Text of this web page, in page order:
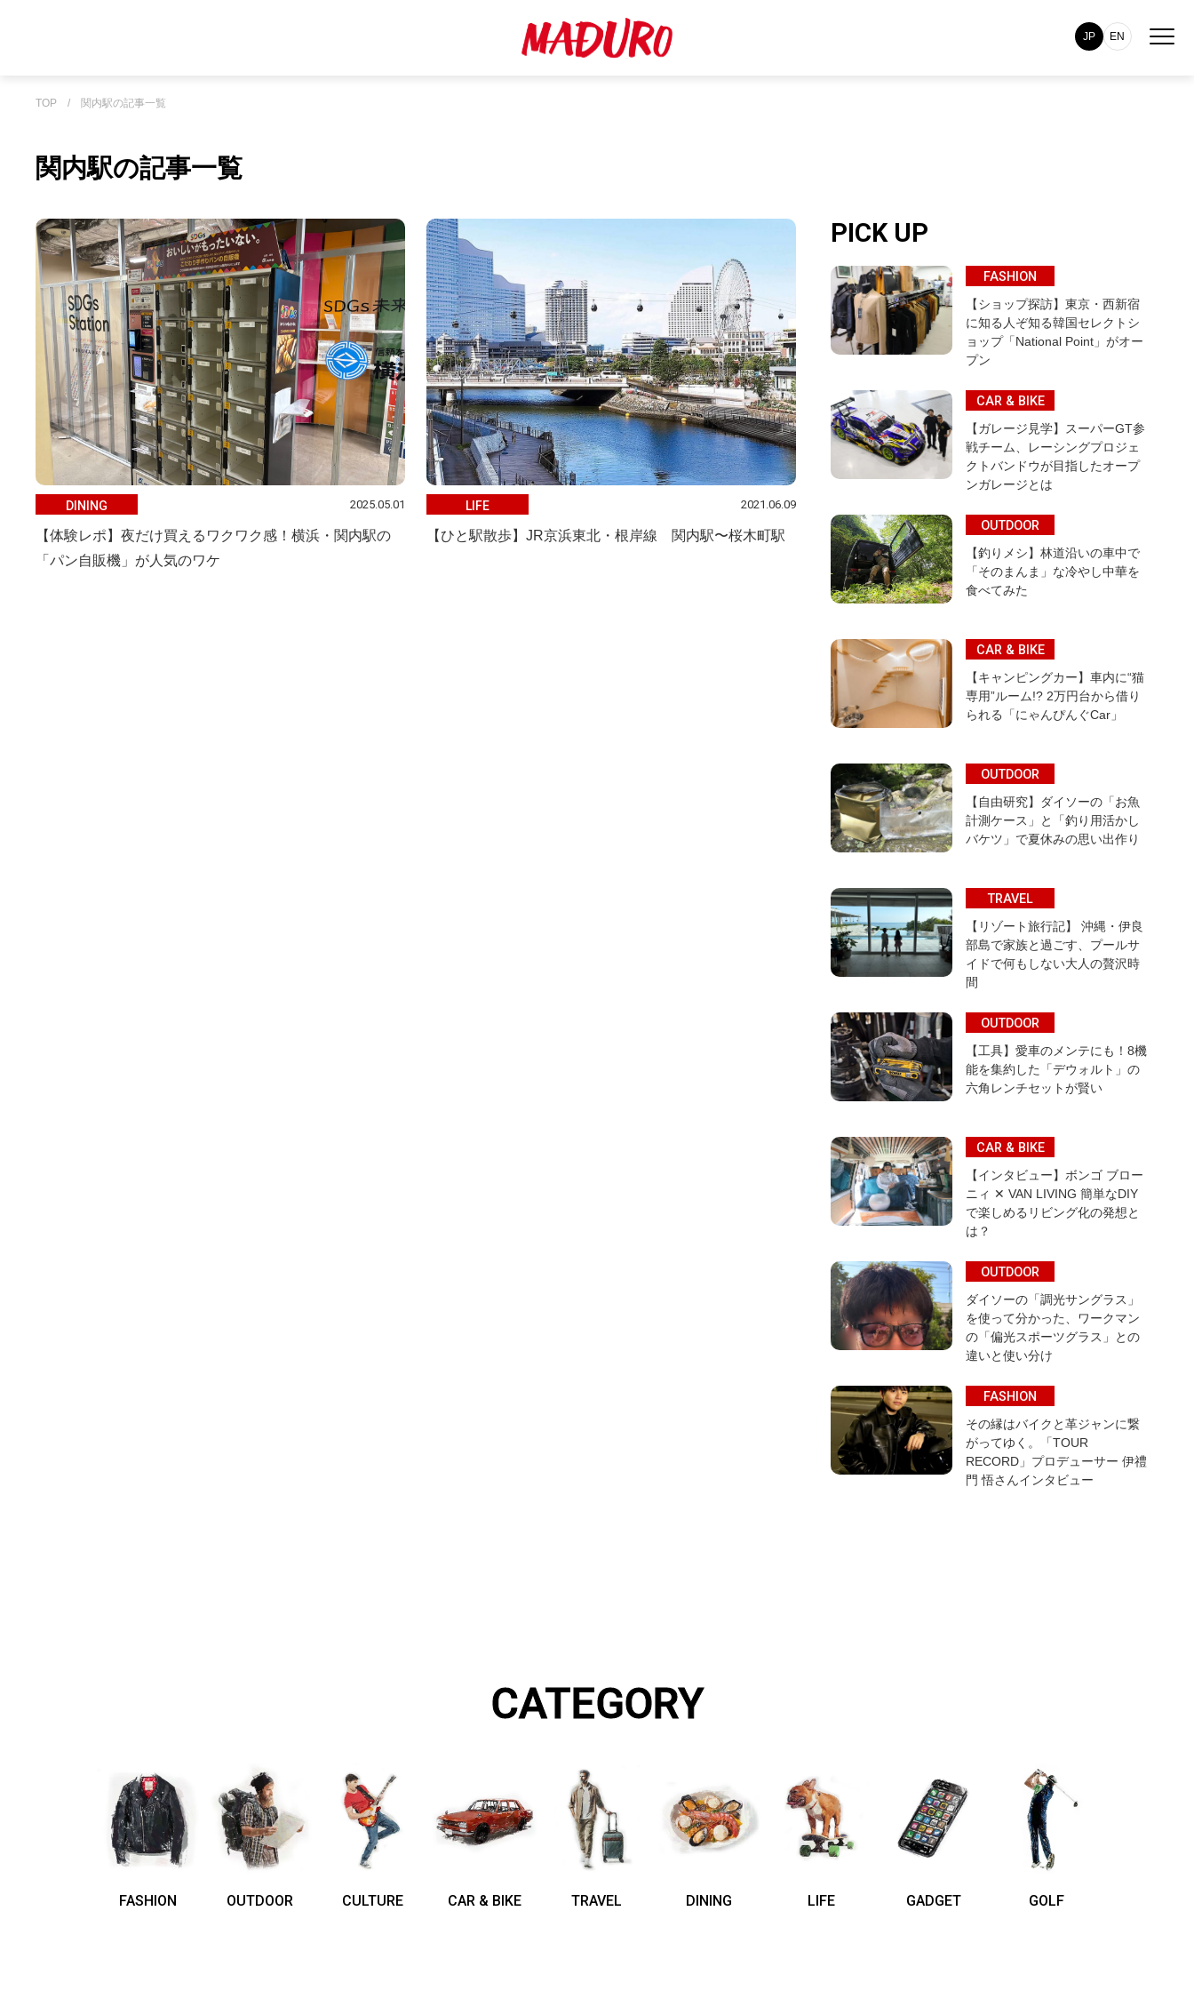
JP EN
TOP / 関内駅の記事一覧
関内駅の記事一覧
DINING 2025.05.01
【体験レポ】夜だけ買えるワクワク感！横浜・関内駅の
「パン自販機」が人気のワケ
LIFE 2021.06.09
【ひと駅散歩】JR京浜東北・根岸線 関内駅〜桜木町駅
PICK UP
FASHION
【ショップ探訪】東京・西新宿
に知る人ぞ知る韓国セレクトシ
ョップ「National Point」がオー
プン
CAR & BIKE
【ガレージ見学】スーパーGT参
戦チーム、レーシングプロジェ
クトバンドウが目指したオープ
ンガレージとは
OUTDOOR
【釣りメシ】林道沿いの車中で
「そのまんま」な冷やし中華を
食べてみた
CAR & BIKE
【キャンピングカー】車内に“猫
専用”ルーム!? 2万円台から借り
られる「にゃんぴんぐCar」
OUTDOOR
【自由研究】ダイソーの「お魚
計測ケース」と「釣り用活かし
バケツ」で夏休みの思い出作り
TRAVEL
【リゾート旅行記】 沖縄・伊良
部島で家族と過ごす、プールサ
イドで何もしない大人の贅沢時
間
OUTDOOR
【工具】愛車のメンテにも！8機
能を集約した「デウォルト」の
六角レンチセットが賢い
CAR & BIKE
【インタビュー】ボンゴ ブロー
ニィ ✕ VAN LIVING 簡単なDIY
で楽しめるリビング化の発想と
は？
OUTDOOR
ダイソーの「調光サングラス」
を使って分かった、ワークマン
の「偏光スポーツグラス」との
違いと使い分け
FASHION
その縁はバイクと革ジャンに繋
がってゆく。「TOUR
RECORD」プロデューサー 伊禮
門 悟さんインタビュー
CATEGORY
FASHION OUTDOOR CULTURE CAR & BIKE TRAVEL DINING LIFE GADGET GOLF